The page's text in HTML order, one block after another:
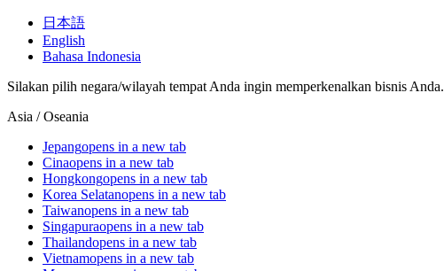
日本語
English
Bahasa Indonesia
Silakan pilih negara/wilayah tempat Anda ingin memperkenalkan bisnis Anda.
Asia / Oseania
Jepangopens in a new tab
Cinaopens in a new tab
Hongkongopens in a new tab
Korea Selatanopens in a new tab
Taiwanopens in a new tab
Singapuraopens in a new tab
Thailandopens in a new tab
Vietnamopens in a new tab